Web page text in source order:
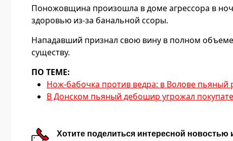
Поножовщина произошла в доме агрессора в
здоровью из-за банальной ссоры.
Нападавший признал свою вину в полном
существу.
ПО ТЕМЕ:
Нож-бабочка против ведра: в Волове пьяный
В Донском пьяный дебошир угрожал
Хотите поделиться интересной новостью